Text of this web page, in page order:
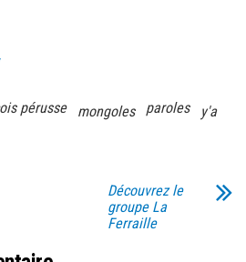
pérusse mongoles paroles
y'a
Découvrez le
groupe La
Ferraille